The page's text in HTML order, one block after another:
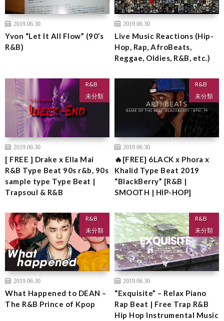
2019.06.30
Yvon “Let It All Flow” (90’s
R&B)
2019.06.30
Live Music Reactions (Hip-
Hop, Rap, AfroBeats,
Reggae, Oldies, R&B, etc.)
R&B
未分類
2019.06.30
[ FREE ] Drake x Ella Mai
R&B Type Beat 90s r&b, 90s
sample type Type Beat |
Trapsoul & R&B
R&B
未分類
2019.06.30
🔥[FREE] 6LACK x Phora x
Khalid Type Beat 2019
“BlackBerry” [R&B |
SMOOTH | HIP-HOP]
R&B
未分類
2019.06.30
What Happened to DEAN –
The R&B Prince of Kpop
R&B
未分類
2019.06.30
“Exquisite” – Relax Piano
Rap Beat | Free Trap R&B
Hip Hop Instrumental Music